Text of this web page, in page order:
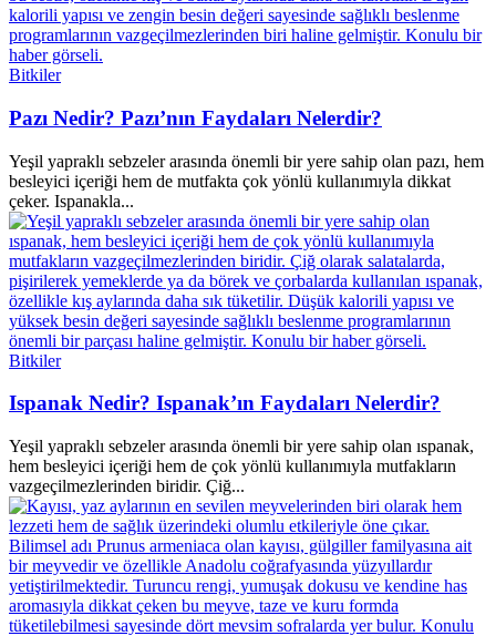
Bitkiler
Pazı Nedir? Pazı’nın Faydaları Nelerdir?
Yeşil yapraklı sebzeler arasında önemli bir yere sahip olan pazı, hem
besleyici içeriği hem de mutfakta çok yönlü kullanımıyla dikkat
çeker. Ispanakla...
Bitkiler
Ispanak Nedir? Ispanak’ın Faydaları Nelerdir?
Yeşil yapraklı sebzeler arasında önemli bir yere sahip olan ıspanak,
hem besleyici içeriği hem de çok yönlü kullanımıyla mutfakların
vazgeçilmezlerinden biridir. Çiğ...